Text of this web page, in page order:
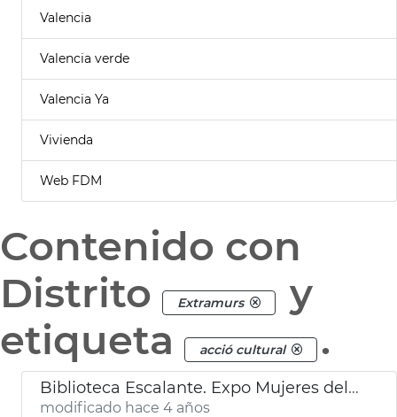
Valencia
Valencia verde
Valencia Ya
Vivienda
Web FDM
Contenido con
Distrito
Extramurs
y
etiqueta
acció cultural .
Biblioteca Escalante. Expo Mujeres del Mundo
modificado hace 4 años